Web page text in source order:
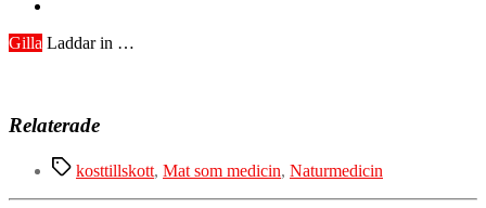
Gilla Laddar in …
Relaterade
Etiketter
kosttillskott, Mat som medicin, Naturmedicin